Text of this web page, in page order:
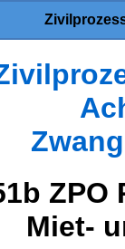
Miet-